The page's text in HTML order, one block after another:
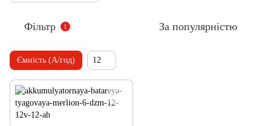
Фільтр 1 За популярністю
Ємність (А/год) 12